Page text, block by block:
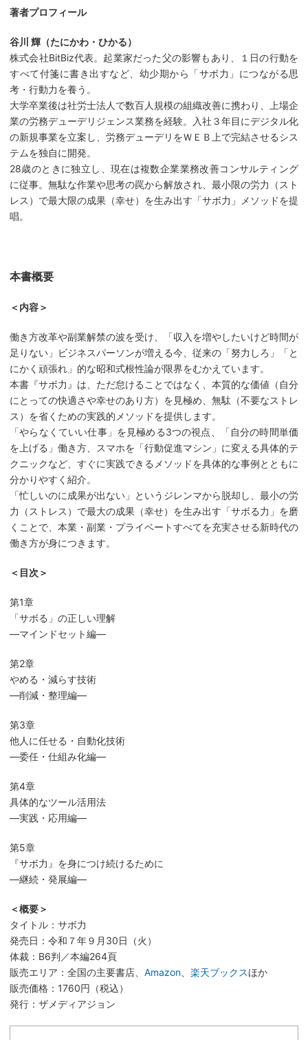
著者プロフィール
谷川 輝（たにかわ・ひかる）
株式会社BitBiz代表。起業家だった父の影響もあり、１日の行動を
すべて付箋に書き出すなど、幼少期から「サボ力」につながる思
考・行動力を養う。
大学卒業後は社労士法人で数百人規模の組織改善に携わり、上場企
業の労務デューデリジェンス業務を経験。入社３年目にデジタル化
の新規事業を立案し、労務デューデリをＷＥＢ上で完結させるシス
テムを独自に開発。
28歳のときに独立し、現在は複数企業業務改善コンサルティング
に従事。無駄な作業や思考の罠から解放され、最小限の労力（スト
レス）で最大限の成果（幸せ）を生み出す「サボ力」メソッドを提
唱。
本書概要
＜内容＞
働き方改革や副業解禁の波を受け、「収入を増やしたいけど時間が
足りない」ビジネスパーソンが増える今、従来の「努力しろ」「と
にかく頑張れ」的な昭和式根性論が限界をむかえています。
本書『サボ力』は、ただ怠けることではなく、本質的な価値（自分
にとっての快適さや幸せのあり方）を見極め、無駄（不要なストレ
ス）を省くための実践的メソッドを提供します。
「やらなくていい仕事」を見極める3つの視点、「自分の時間単価
を上げる」働き方、スマホを「行動促進マシン」に変える具体的テ
クニックなど、すぐに実践できるメソッドを具体的な事例とともに
分かりやすく紹介。
「忙しいのに成果が出ない」というジレンマから脱却し、最小の労
力（ストレス）で最大の成果（幸せ）を生み出す「サボる力」を磨
くことで、本業・副業・プライベートすべてを充実させる新時代の
働き方が身につきます。
＜目次＞
第1章
「サボる」の正しい理解
―マインドセット編―
第2章
やめる・減らす技術
―削減・整理編―
第3章
他人に任せる・自動化技術
―委任・仕組み化編―
第4章
具体的なツール活用法
―実践・応用編―
第5章
『サボ力』を身につけ続けるために
―継続・発展編―
＜概要＞
タイトル：サボ力
発売日：令和７年９月30日（火）
体裁：B6判／本編264頁
販売エリア：全国の主要書店、 Amazon 楽天ブックスほか
販売価格：1760円（税込）
発行：ザメディアジョン